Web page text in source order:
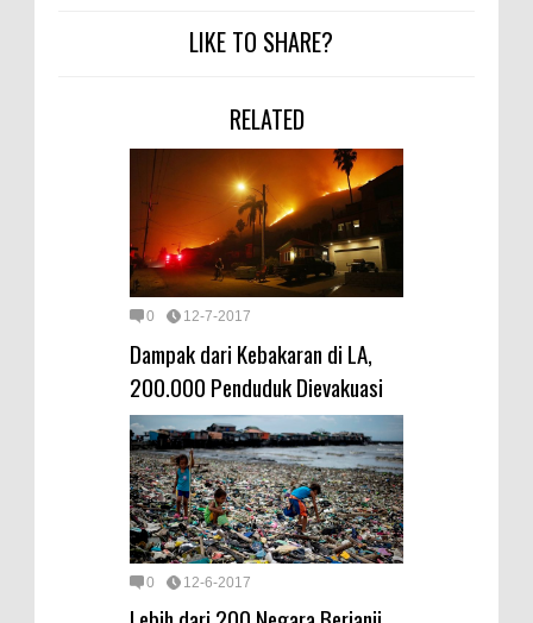
LIKE TO SHARE?
RELATED
0 12-7-2017
Dampak dari Kebakaran di LA,
200.000 Penduduk Dievakuasi
0 12-6-2017